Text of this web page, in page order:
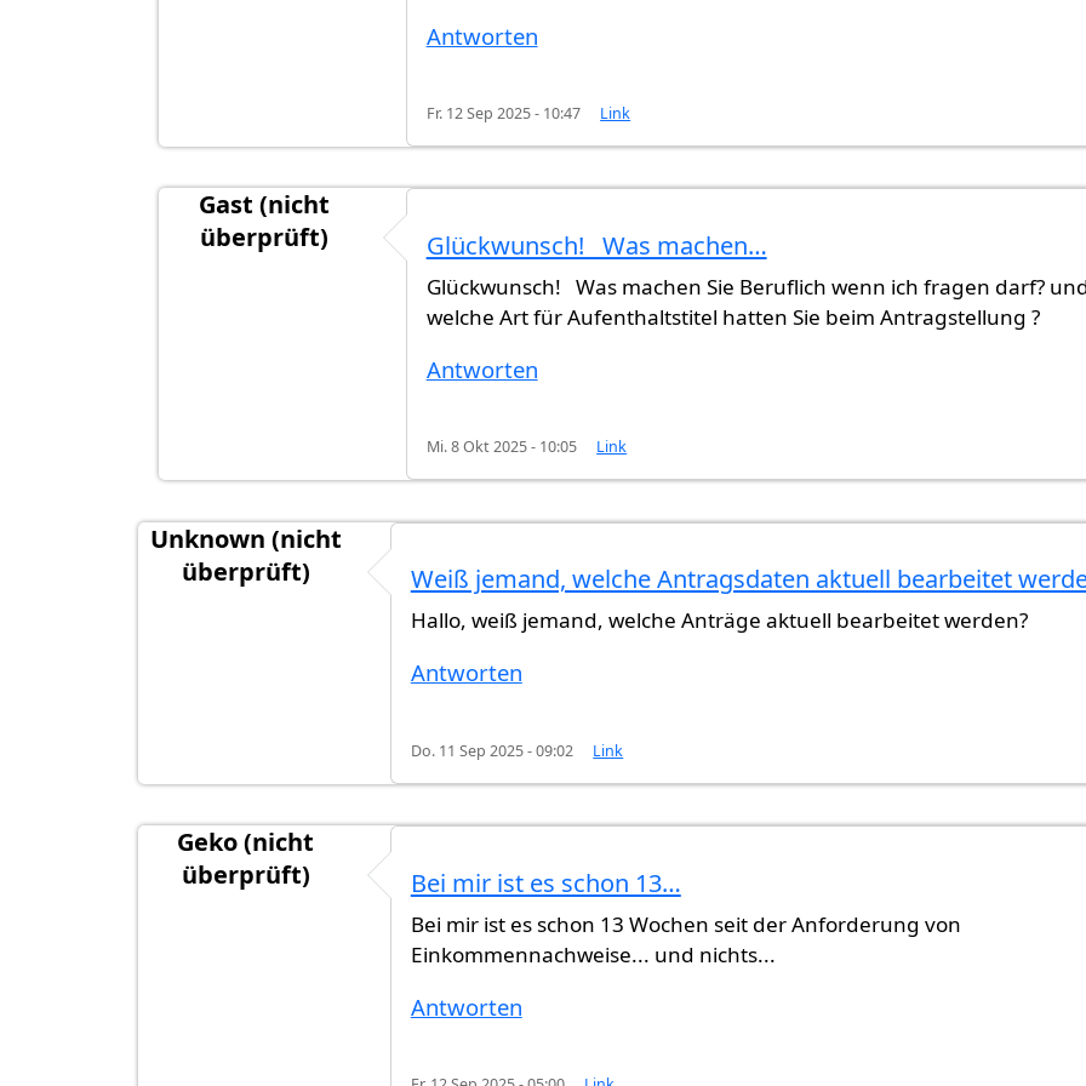
Antworten
Fr. 12 Sep 2025 - 10:47 Link
Gast (nicht
überprüft)
Antra bewilligtvonNito (nicht überprüft)
Glückwunsch! Was machen…
Glückwunsch! Was machen Sie Beruflich wenn ich fragen darf?
welche Art für Aufenthaltstitel hatten Sie beim Antragstellung ?
Antworten
Mi. 8 Okt 2025 - 10:05 Link
Unknown (nicht
überprüft)
Weiß jemand, welche Antragsdaten aktuell bearbeitet
Hallo, weiß jemand, welche Anträge aktuell bearbeitet werden?
Antworten
Do. 11 Sep 2025 - 09:02 Link
Geko (nicht
überprüft)
Bei mir ist es schon 13…
Bei mir ist es schon 13 Wochen seit der Anforderung von
Einkommennachweise... und nichts...
Antworten